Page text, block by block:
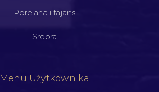
Porelana i fajans
Srebra
Menu Użytkownika